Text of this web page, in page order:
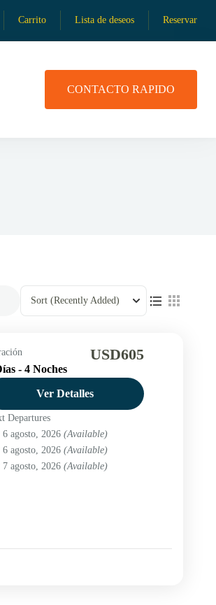
Carrito Lista de deseos Reservar
CONTACTO RAPIDO
Sort (Recently Added)
- 4 Noches
USD605
Ver Detalles
Departures
6 agosto, 2026 (Available)
6 agosto, 2026 (Available)
7 agosto, 2026 (Available)